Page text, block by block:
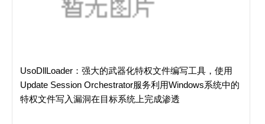
UsoDllLoader：强大的武器化特权文件编写工具，使用
Update Session Orchestrator服务利用Windows系统中的
特权文件写入漏洞在目标系统上完成渗透